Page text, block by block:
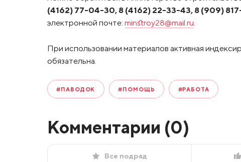
(4162) 77-04-30, 8 (4162) 22-33-43, 8 (909)
электронной почте: minstroy28@mail.ru
При использовании материалов активная
обязательна.
#ПАВОДОК #ПОМОЩЬ #РАБОТА
Комментарии (0)
Все подряд